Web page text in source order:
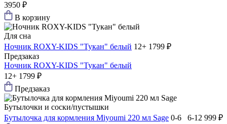
3950 ₽
В корзину
Для сна
Ночник ROXY-KIDS "Тукан" белый 12+ 1799 ₽
Предзаказ
Ночник ROXY-KIDS "Тукан" белый
12+ 1799 ₽
Предзаказ
Бутылочки и соски/пустышки
Бутылочка для кормления Miyoumi 220 мл Sage 0-6 6-12 999 ₽